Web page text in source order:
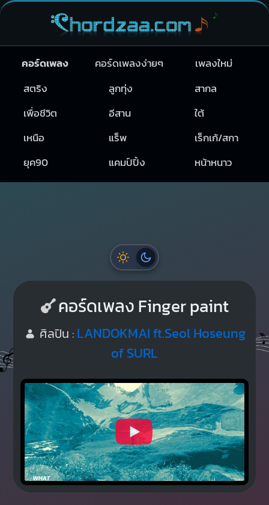
คอร์ดเพลง คอร์ดเพลงง่ายๆ
เพลงใหม่
สตริง
ลูกทุ่ง
สากล
เพื่อชีวิต
อีสาน
ใต้
เหนือ
แร็พ
เร็กเก้/สกา
ยุค90
แคมป์ปิ้ง หน้าหนาว
คอร์ดเพลง Finger paint
ศิลปิน : LANDOKMAI ft.Seol Hoseung
of SURL